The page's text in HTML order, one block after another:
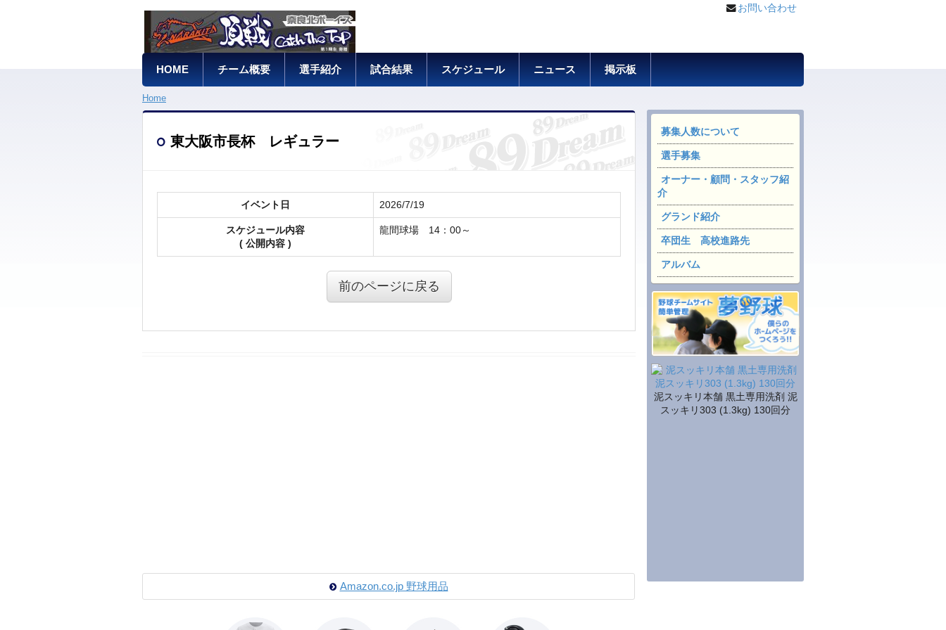
お問い合わせ
HOME チーム概要 選手紹介 試合結果 スケジュール ニュース 掲示板
募集人数について
選手募集
オーナー・顧問・スタッフ紹
介
グランド紹介
卒団生 高校進路先
アルバム
泥スッキリ本舗 黒土専用洗剤 泥
スッキリ303 (1.3kg) 130回分
Home
東大阪市長杯 レギュラー
イベント日 2026/7/19
スケジュール内容
( 公開内容 )
龍間球場 14：00～
前のページに戻る
Amazon.co.jp 野球用品